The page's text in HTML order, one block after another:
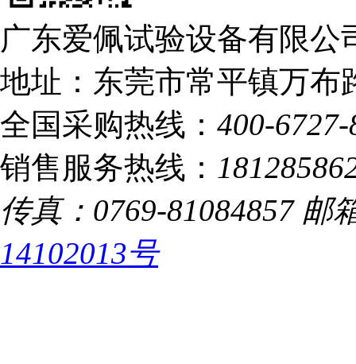
广东爱佩试验设备有限
地址：东莞市常平镇万布
全国采购热线： 400-6727-
销售服务热线：
传真：0769-81084857 邮
14102013号